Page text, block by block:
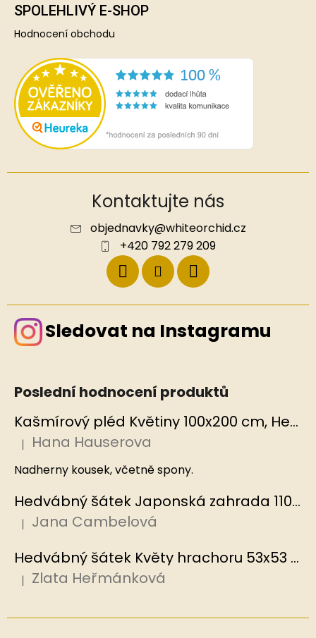
SPOLEHLIVÝ E-SHOP
Hodnocení obchodu
Kontaktujte nás
objednavky@whiteorchid.cz
+420 792 279 209
Sledovat na Instagramu
Poslední hodnocení produktů
Kašmírový pléd Květiny 100x200 cm, Hedvábný svět
Hodnocení produktu je 5 z 5 hvězdiček.
| Hana Hauserova
Nadherny kousek, včetně spony.
Hedvábný šátek Japonská zahrada 110x110 cm v dárkovém balení, HEDVÁBNÝ SVĚT
Hodnocení produktu je 5 z 5 hvězdiček.
| Jana Cambelová
Hedvábný šátek Květy hrachoru 53x53 cm v dárkovém balení, HEDVÁBNÝ SVĚT
Hodnocení produktu je 5 z 5 hvězdiček.
| Zlata Heřmánková